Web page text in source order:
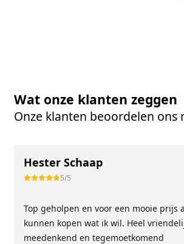
Wat onze klanten zeggen
Onze klanten beoordelen ons
Hester Schaap
5/5
Top geholpen en voor een mooie prijs
kunnen kopen wat ik wil. Heel
meedenkend en tegemoetkomend